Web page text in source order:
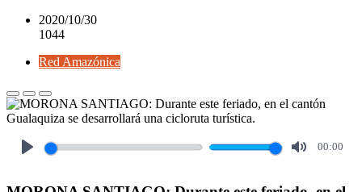
2020/10/30
1044
Red Amazónica
00:00